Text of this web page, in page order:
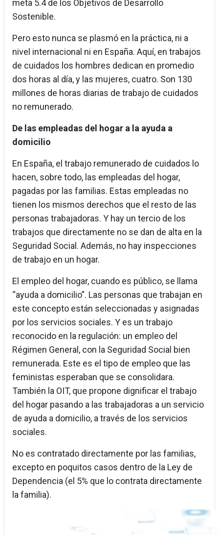
meta 5.4 de los Objetivos de Desarrollo
Sostenible.
Pero esto nunca se plasmó en la práctica, ni a
nivel internacional ni en España. Aquí, en trabajos
de cuidados los hombres dedican en promedio
dos horas al día, y las mujeres, cuatro. Son 130
millones de horas diarias de trabajo de cuidados
no remunerado.
De las empleadas del hogar a la ayuda a
domicilio
En España, el trabajo remunerado de cuidados lo
hacen, sobre todo, las empleadas del hogar,
pagadas por las familias. Estas empleadas no
tienen los mismos derechos que el resto de las
personas trabajadoras. Y hay un tercio de los
trabajos que directamente no se dan de alta en la
Seguridad Social. Además, no hay inspecciones
de trabajo en un hogar.
El empleo del hogar, cuando es público, se llama
“ayuda a domicilio”. Las personas que trabajan en
este concepto están seleccionadas y asignadas
por los servicios sociales. Y es un trabajo
reconocido en la regulación: un empleo del
Régimen General, con la Seguridad Social bien
remunerada. Este es el tipo de empleo que las
feministas esperaban que se consolidara.
También la OIT, que propone dignificar el trabajo
del hogar pasando a las trabajadoras a un servicio
de ayuda a domicilio, a través de los servicios
sociales.
No es contratado directamente por las familias,
excepto en poquitos casos dentro de la Ley de
Dependencia (el 5% que lo contrata directamente
la familia).